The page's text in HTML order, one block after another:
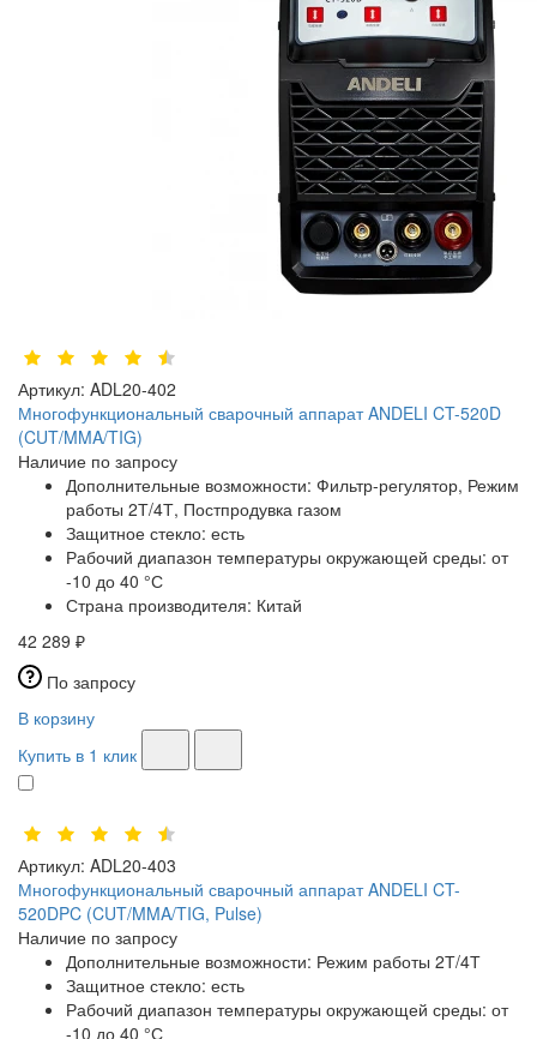
Артикул: ADL20-402
Многофункциональный сварочный аппарат ANDELI CT-520D
(CUT/MMA/TIG)
Наличие по запросу
Дополнительные возможности: Фильтр-регулятор, Режим
работы 2Т/4Т, Постпродувка газом
Защитное стекло: есть
Рабочий диапазон температуры окружающей среды: от
-10 до 40 °С
Страна производителя: Китай
42 289 ₽
По запросу
В корзину
Купить в 1 клик
Артикул: ADL20-403
Многофункциональный сварочный аппарат ANDELI CT-
520DPC (CUT/MMA/TIG, Pulse)
Наличие по запросу
Дополнительные возможности: Режим работы 2Т/4Т
Защитное стекло: есть
Рабочий диапазон температуры окружающей среды: от
-10 до 40 °С